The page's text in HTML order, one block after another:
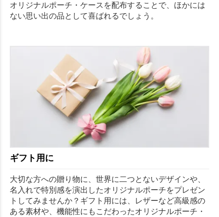
オリジナルポーチ・ケースを配布することで、ほかには
ない思い出の品として喜ばれるでしょう。
ギフト用に
大切な方への贈り物に、世界に二つとないデザインや、
名入れで特別感を演出したオリジナルポーチをプレゼン
トしてみませんか？ギフト用には、レザーなど高級感の
ある素材や、機能性にもこだわったオリジナルポーチ・